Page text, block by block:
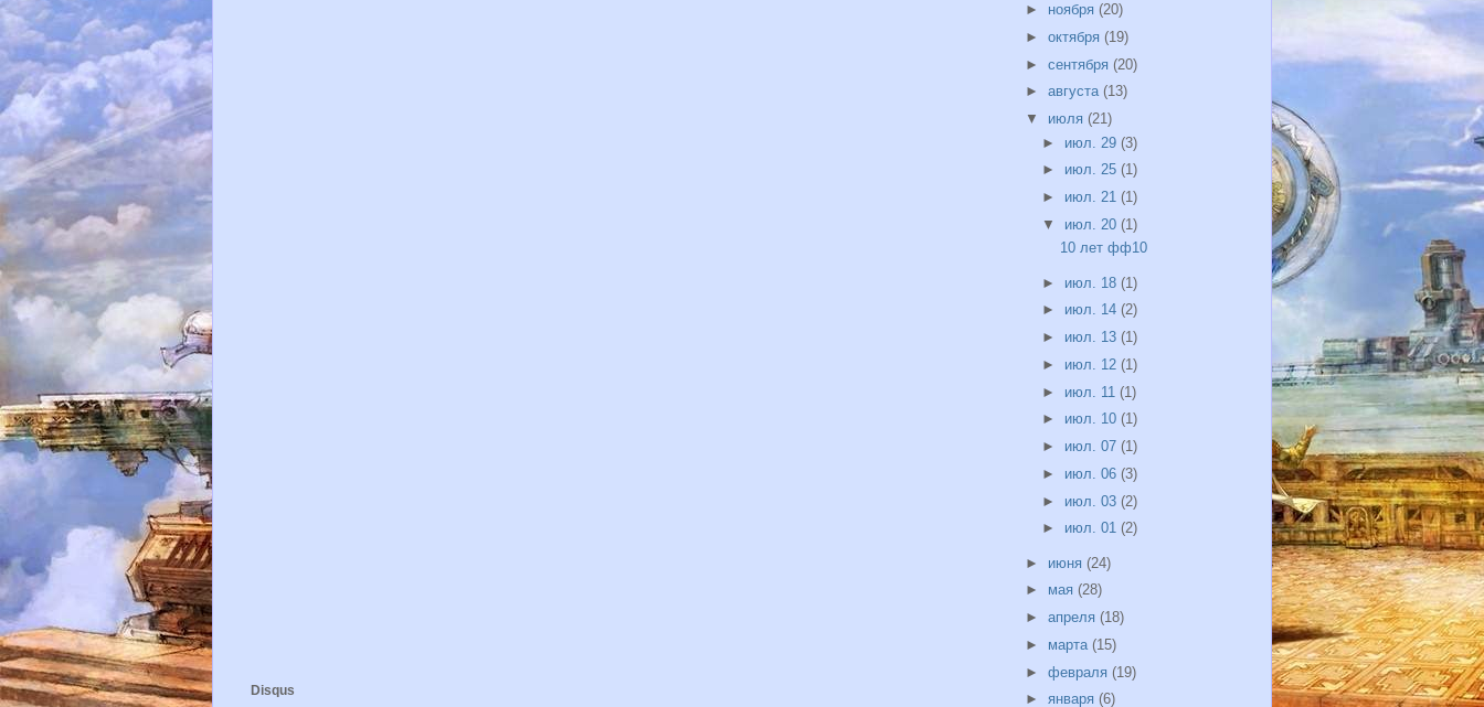
Disqus
► ноября (20)
► октября (19)
► сентября (20)
► августа (13)
▼ июля (21)
► июл. 29(3)
► июл. 25(1)
► июл. 21(1)
▼ июл. 20(1)
10 лет фф10
► июл. 18(1)
► июл. 14(2)
► июл. 13(1)
► июл. 12(1)
► июл. 11(1)
► июл. 10(1)
► июл. 07(1)
► июл. 06(3)
► июл. 03(2)
► июл. 01(2)
► июня (24)
► мая (28)
► апреля (18)
► марта (15)
► февраля (19)
► января (6)